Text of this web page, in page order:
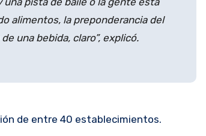
alimentos, la preponderancia del
una bebida, claro”, explicó.
de entre 40 establecimientos.